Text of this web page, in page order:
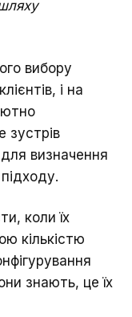
вибору
і на
зустрів
визначення
коли їх
кількістю
знають, це їх